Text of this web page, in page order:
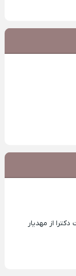
از مهدیار